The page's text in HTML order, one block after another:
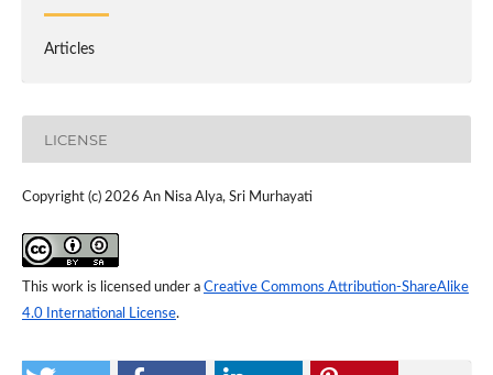
Articles
LICENSE
Copyright (c) 2026 An Nisa Alya, Sri Murhayati
This work is licensed under a Creative Commons Attribution-ShareAlike
4.0 International License.